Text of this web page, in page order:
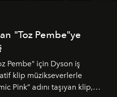
"Toz Pembe"ye
Pembe" için Dyson iş
klip müzikseverlerle
Pink” adını taşıyan klip,